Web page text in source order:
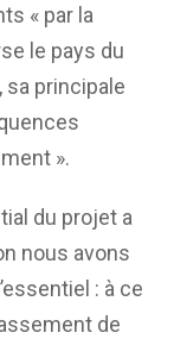
« par la
le pays du
principale
».
du projet a
nous avons
: à ce
de